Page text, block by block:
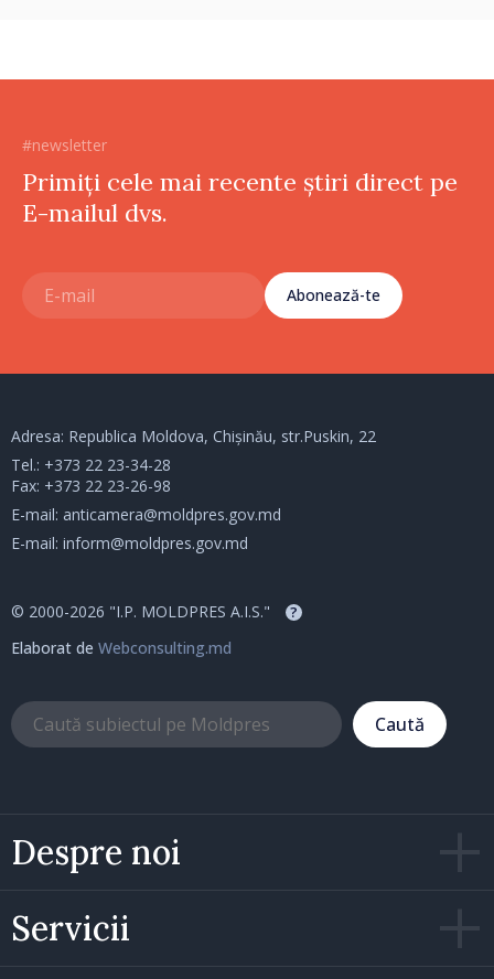
#newsletter
Primiți cele mai recente știri direct pe
E-mailul dvs.
Abonează-te
Despre noi
Servicii
Adresa: Republica Moldova, Chișinău, str.Puskin, 22
Tel.: +373 22 23-34-28
Fax: +373 22 23-26-98
E-mail: anticamera@moldpres.gov.md
E-mail: inform@moldpres.gov.md
© 2000-2026 "I.P. MOLDPRES A.I.S." ?
Elaborat de Webconsulting.md
Caută